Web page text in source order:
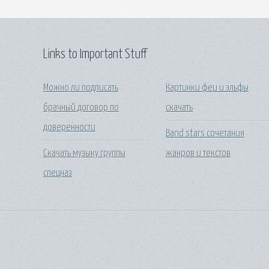
Links to Important Stuff
Можно ли подписать
брачный договор по
доверенности
Скачать музыку группы
спецназ
Картинки феи и эльфы
скачать
Band stars сочетания
жанров и текстов